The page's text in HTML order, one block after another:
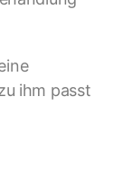
ihm passt